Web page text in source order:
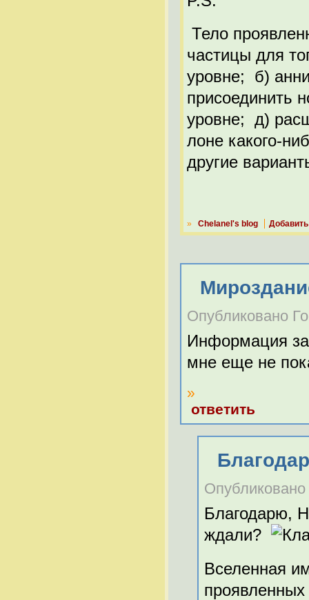
Тело
частицы для
уровне; б)
присоединить
уровне; д)
лоне какого-
другие
» Chelanel's blog
Опубликовано
Информация
мне еще не
»
ответить
Благодарю,
ждали?
Вселенная